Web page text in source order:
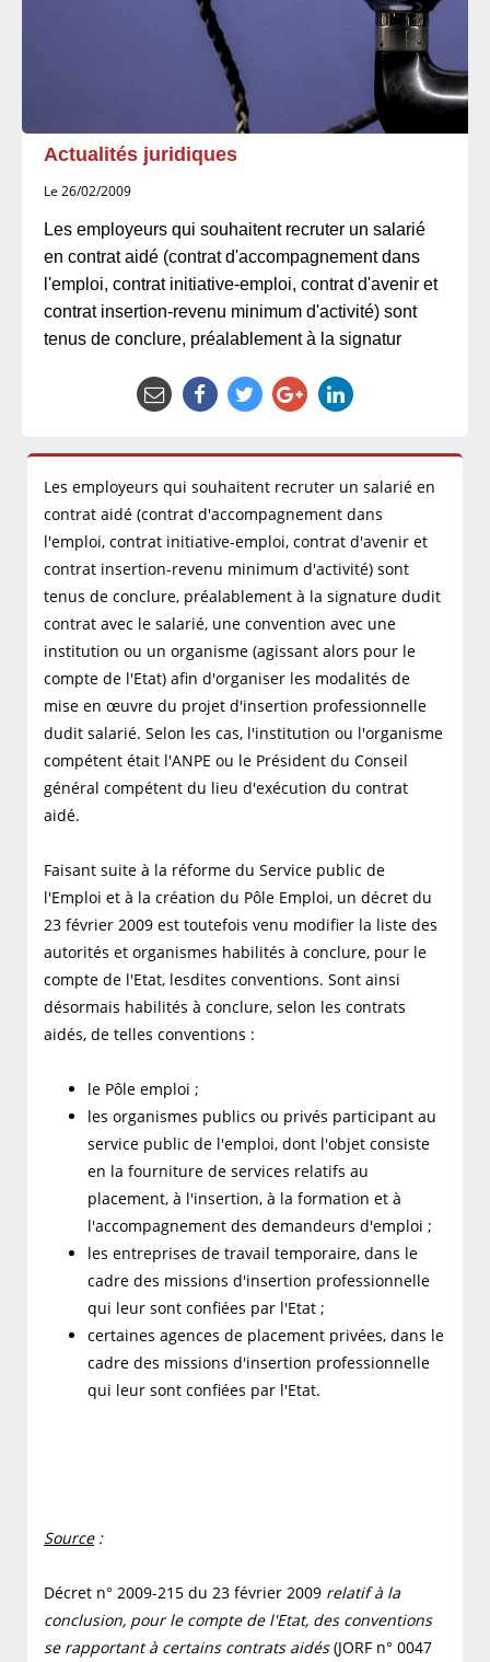
Actualités juridiques
Le 26/02/2009
Les employeurs qui souhaitent recruter un salarié
en contrat aidé (contrat d'accompagnement dans
l'emploi, contrat initiative-emploi, contrat d'avenir et
contrat insertion-revenu minimum d'activité) sont
tenus de conclure, préalablement à la signatur
Les employeurs qui souhaitent recruter un salarié en
contrat aidé (contrat d'accompagnement dans
l'emploi, contrat initiative-emploi, contrat d'avenir et
contrat insertion-revenu minimum d'activité) sont
tenus de conclure, préalablement à la signature dudit
contrat avec le salarié, une convention avec une
institution ou un organisme (agissant alors pour le
compte de l'Etat) afin d'organiser les modalités de
mise en œuvre du projet d'insertion professionnelle
dudit salarié. Selon les cas, l'institution ou l'organisme
compétent était l'ANPE ou le Président du Conseil
général compétent du lieu d'exécution du contrat
aidé.
Faisant suite à la réforme du Service public de
l'Emploi et à la création du Pôle Emploi, un décret du
23 février 2009 est toutefois venu modifier la liste des
autorités et organismes habilités à conclure, pour le
compte de l'Etat, lesdites conventions. Sont ainsi
désormais habilités à conclure, selon les contrats
aidés, de telles conventions :
le Pôle emploi ;
les organismes publics ou privés participant au
service public de l'emploi, dont l'objet consiste
en la fourniture de services relatifs au
placement, à l'insertion, à la formation et à
l'accompagnement des demandeurs d'emploi ;
les entreprises de travail temporaire, dans le
cadre des missions d'insertion professionnelle
qui leur sont confiées par l'Etat ;
certaines agences de placement privées, dans le
cadre des missions d'insertion professionnelle
qui leur sont confiées par l'Etat.
Source:
Décret n° 2009-215 du 23 février 2009 relatif à la
conclusion, pour le compte de l'Etat, des conventions
se rapportant à certains contrats aidés(JORF n° 0047